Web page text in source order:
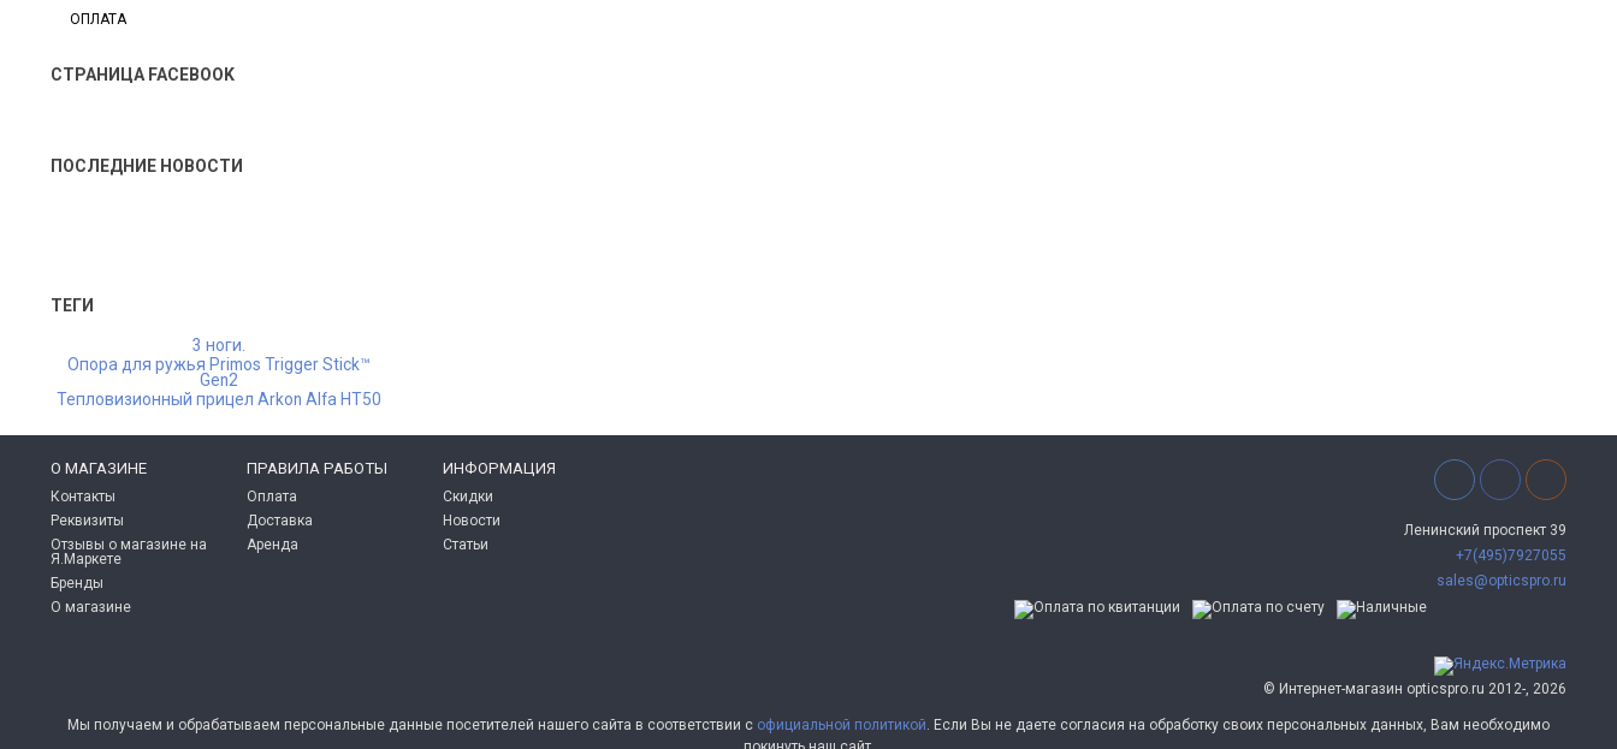
ОПЛАТА
СТРАНИЦА FACEBOOK
ПОСЛЕДНИЕ НОВОСТИ
ТЕГИ
3 ноги.
Опора для ружья Primos Trigger Stick™
Gen2
Тепловизионный прицел Arkon Alfa HT50
O МАГАЗИНЕ
Контакты
Реквизиты
Отзывы о магазине на
Я.Маркете
Бренды
О магазине
ПРАВИЛА РАБОТЫ
Оплата
Доставка
Аренда
ИНФОРМАЦИЯ
Скидки
Новости
Статьи
Ленинский проспект 39
+7(495)7927055
sales@opticspro.ru
© Интернет-магазин opticspro.ru 2012-, 2026
Мы получаем и обрабатываем персональные данные посетителей нашего сайта в соответствии с официальной политикой . Если Вы не даете согласия на обработку своих персональных данных, Вам необходимо